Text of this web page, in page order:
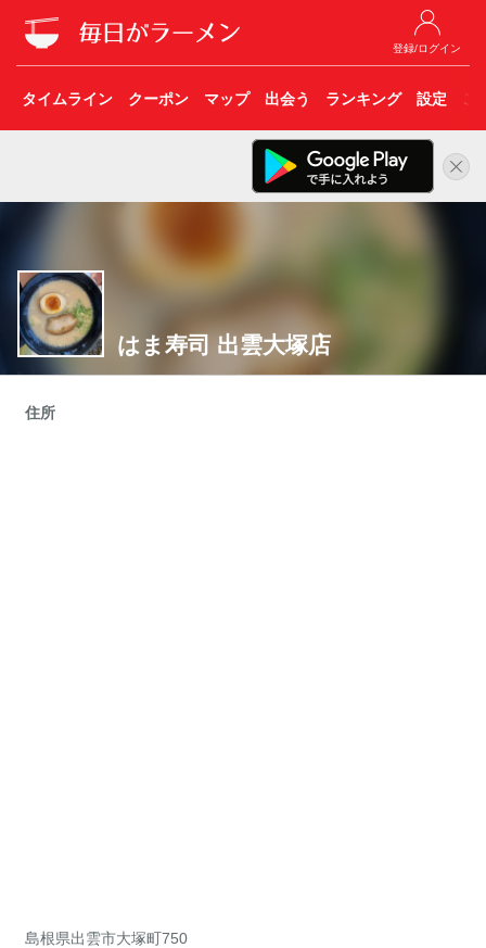
登録/ログイン
タイムライン クーポン マップ 出会う ランキング 設定 こ
はま寿司 出雲大塚店
住所
島根県出雲市大塚町750